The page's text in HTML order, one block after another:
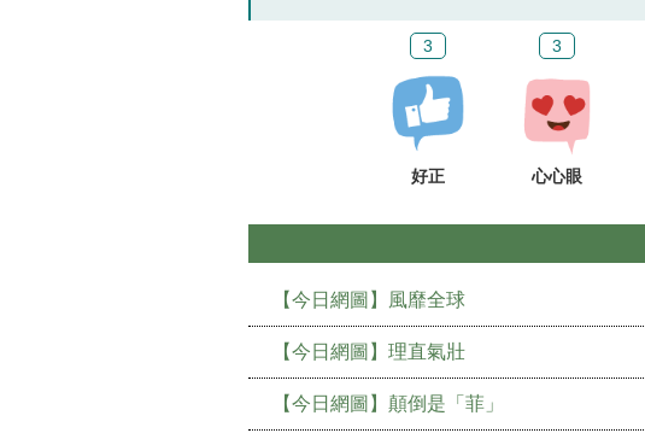
3
好正
3
心心眼
【今日網圖】風靡全球
【今日網圖】理直氣壯
【今日網圖】顛倒是「菲」